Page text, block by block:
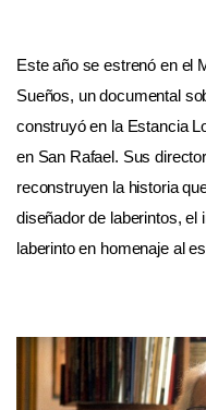
Este año se estrenó en el
Sueños, un documental
construyó en la Estancia
en San Rafael. Sus
reconstruyen la historia
diseñador de laberintos, el
laberinto en homenaje al